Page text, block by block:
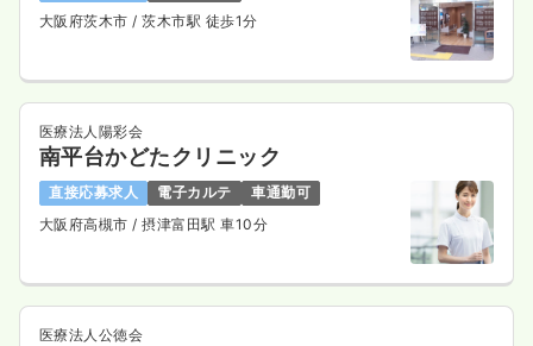
大阪府茨木市 / 茨木市駅 徒歩1分
医療法人陽彩会
南平台かどたクリニック
直接応募求人 電子カルテ
車通勤可
大阪府高槻市 / 摂津富田駅 車10分
医療法人公徳会